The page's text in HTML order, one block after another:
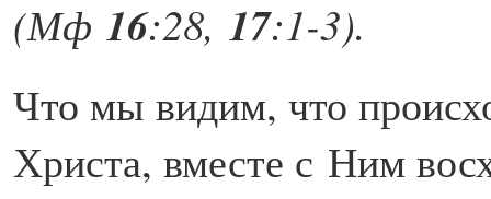
(Мф 16:28, 17:1-3).
Что мы видим, что
Христа, вместе с Ним